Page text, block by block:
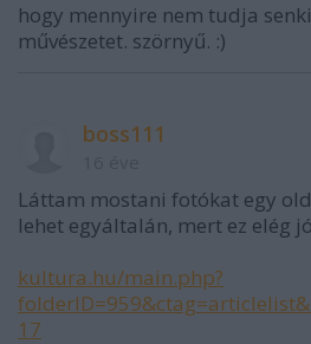
hogy mennyire nem tudja
művészetet. szörnyű. :)
boss111
Láttam mostani fotókat egy
lehet egyáltalán, mert ez elég
kultura.hu/main.php?
17